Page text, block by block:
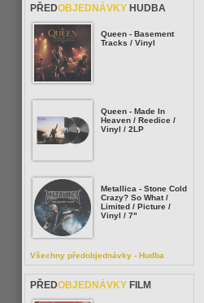
PŘEDOBJEDNÁVKY HUDBA
Queen - Basement
Tracks / Vinyl
Queen - Made In
Heaven / Reedice /
Vinyl / 2LP
Metallica - Stone Cold
Crazy? So What /
Limited / Picture /
Vinyl / 7"
Všechny předobjednávky - Hudba
PŘEDOBJEDNÁVKY FILM